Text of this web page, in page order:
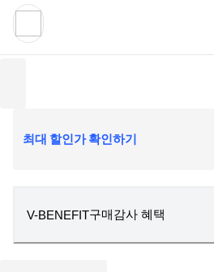
최대 할인가 확인하기
V-BENEFIT구매감사 혜택